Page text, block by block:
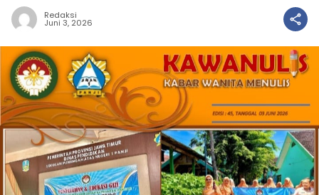
Redaksi
Juni 3, 2026